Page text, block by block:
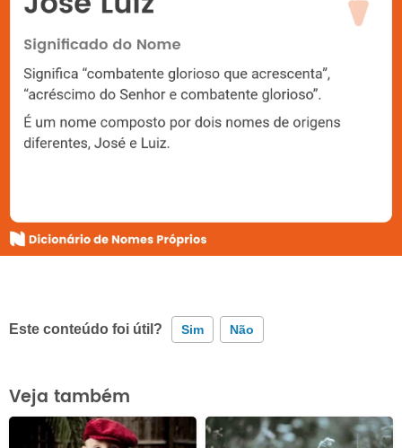
Este conteúdo foi útil? Sim Não
Este conteúdo contém informação incorreta
Este conteúdo não tem a informação que procuro
Veja também